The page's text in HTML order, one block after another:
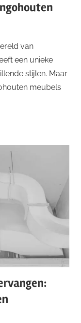
van
een unieke
stijlen. Maar
meubels